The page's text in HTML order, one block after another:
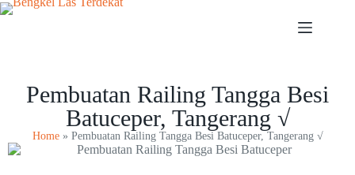
Pembuatan Railing Tangga Besi
Batuceper, Tangerang √
Home» Pembuatan Railing Tangga Besi Batuceper, Tangerang √